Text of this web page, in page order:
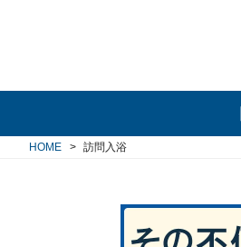
HOME 訪問入浴